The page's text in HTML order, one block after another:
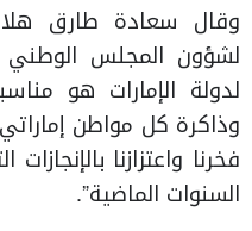
وقال سعادة طارق
لشؤون المجلس الوطني
لدولة الإمارات هو
وذاكرة كل مواطن
فخرنا واعتزازنا
السنوات الماضية”.